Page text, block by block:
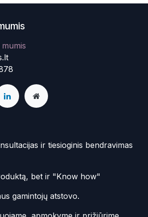
ir tiesioginis bendravimas
bet ir "Know how"
gamintojų atstovo.